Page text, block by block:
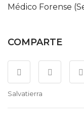
Médico Forense
COMPARTE
Salvatierra